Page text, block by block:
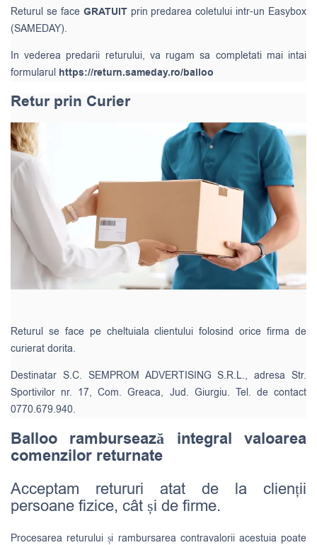
Returul se face GRATUIT prin predarea coletului intr-un Easybox
(SAMEDAY).
In vederea predarii returului, va rugam sa completati mai intai
formularul https://return.sameday.ro/balloo
Retur prin Curier
Returul se face pe cheltuiala clientului folosind orice firma de
curierat dorita.
Destinatar S.C. SEMPROM ADVERTISING S.R.L., adresa Str.
Sportivilor nr. 17, Com. Greaca, Jud. Giurgiu. Tel. de contact
0770.679.940.
Balloo rambursează integral valoarea
comenzilor returnate
Acceptam retururi atat de la clienții
persoane fizice, cât și de firme.
Procesarea returului și rambursarea contravalorii acestuia poate